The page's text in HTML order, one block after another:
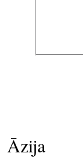
Āzija